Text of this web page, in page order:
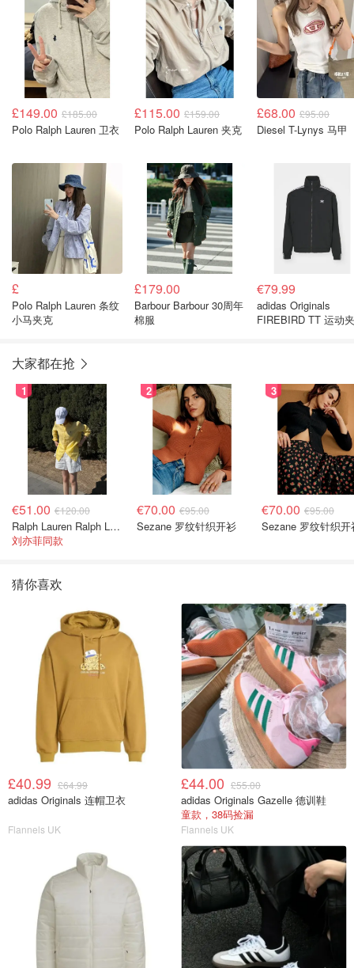
£149.00 £185.00
Polo Ralph Lauren 卫衣
£115.00 £159.00
Polo Ralph Lauren 夹克
£68.00 £95.00
Diesel T-Lynys 马甲
£
Polo Ralph Lauren 条纹
小马夹克
£179.00
Barbour Barbour 30周年
棉服
€79.99
adidas Originals
FIREBIRD TT 运动
大家都在抢
1
€51.00 €120.00
Ralph Lauren Ralph Lauren 男童亚麻衬衫
刘亦菲同款
2
€70.00 €95.00
Sezane 罗纹针织开衫
3
€70.00 €95.00
Sezane 罗纹针织开
猜你喜欢
£40.99 £64.99
adidas Originals 连帽卫衣
Flannels UK
£44.00 £55.00
adidas Originals Gazelle 德训鞋
童款，38码捡漏
Flannels UK